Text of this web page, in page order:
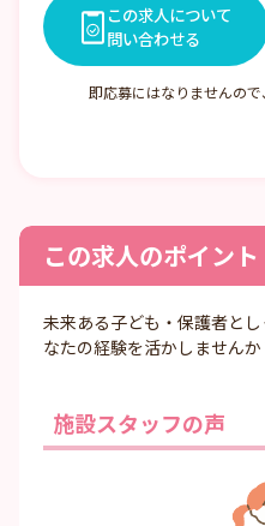
この求人について
問い合わせる
即応募にはなりませんの
この求人のポイント
未来ある子ども・保護者と
なたの経験を活かしませんか
施設スタッフの声